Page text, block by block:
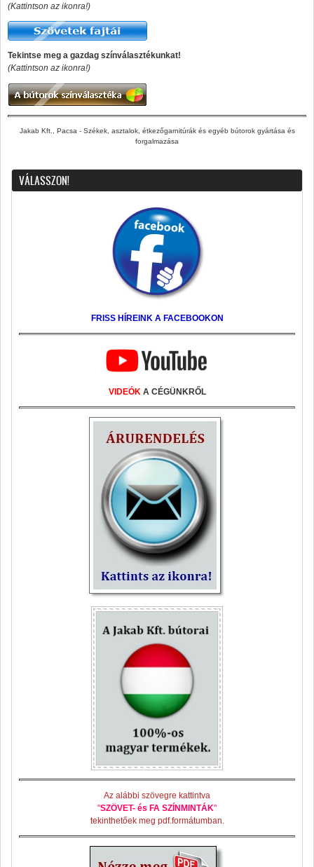
(Kattintson az ikonra!)
Tekintse meg a gazdag színválasztékunkat!
(Kattintson az ikonra!)
Jakab Kft., Pacsa - Székek, asztalok, étkezőgarnitúrák és egyéb bútorok gyártása és
forgalmazása
VÁLASSZON!
FRISS HÍREINK A FACEBOOKON
VIDEÓK A CÉGÜNKRŐL
Az alábbi szövegre kattintva
"SZÖVET- és FA SZÍNMINTÁK"
tekinthetőek meg pdf.formátumban.